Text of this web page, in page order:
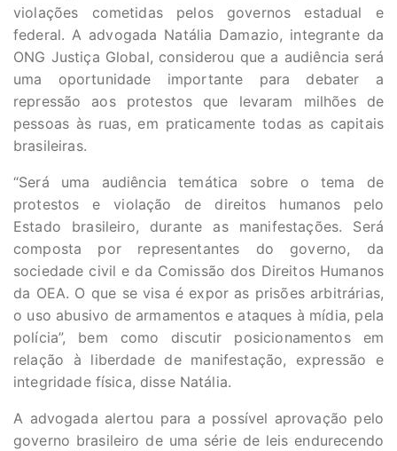
violações cometidas pelos governos estadual e
federal. A advogada Natália Damazio, integrante da
ONG Justiça Global, considerou que a audiência será
uma oportunidade importante para debater a
repressão aos protestos que levaram milhões de
pessoas às ruas, em praticamente todas as capitais
brasileiras.
“Será uma audiência temática sobre o tema de
protestos e violação de direitos humanos pelo
Estado brasileiro, durante as manifestações. Será
composta por representantes do governo, da
sociedade civil e da Comissão dos Direitos Humanos
da OEA. O que se visa é expor as prisões arbitrárias,
o uso abusivo de armamentos e ataques à mídia, pela
polícia”, bem como discutir posicionamentos em
relação à liberdade de manifestação, expressão e
integridade física, disse Natália.
A advogada alertou para a possível aprovação pelo
governo brasileiro de uma série de leis endurecendo